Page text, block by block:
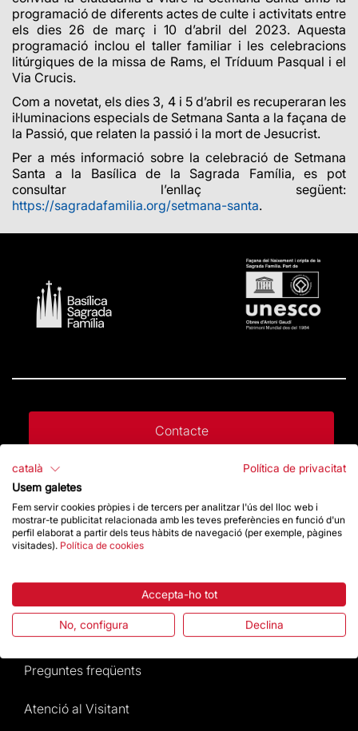
programació de diferents actes de culte i activitats entre
els dies 26 de març i 10 d’abril del 2023. Aquesta
programació inclou el taller familiar i les celebracions
litúrgiques de la missa de Rams, el Tríduum Pasqual i el
Via Crucis.
Com a novetat, els dies 3, 4 i 5 d’abril es recuperaran les
il·luminacions especials de Setmana Santa a la façana de
la Passió, que relaten la passió i la mort de Jesucrist.
Per a més informació sobre la celebració de Setmana
Santa a la Basílica de la Sagrada Família, es pot
consultar l’enllaç següent:
https://sagradafamilia.org/setmana-santa.
Contacte
Botiga
La Fundació
Preguntes freqüents
Atenció al Visitant
català
Política de privacitat
Usem galetes
Fem servir cookies pròpies i de tercers per analitzar l'ús del lloc web i
mostrar-te publicitat relacionada amb les teves preferències en funció d'un
perfil elaborat a partir dels teus hàbits de navegació (per exemple, pàgines
visitades). Política de cookies
Accepta-ho tot
No, configura Declina